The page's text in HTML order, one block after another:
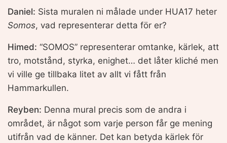
Daniel: Sista muralen ni målade under HUA17 heter
Somos, vad representerar detta för er?
Himed: “SOMOS” representerar omtanke, kärlek, att
tro, motstånd, styrka, enighet… det låter kliché men
vi ville ge tillbaka litet av allt vi fått från
Hammarkullen.
Reyben: Denna mural precis som de andra i
området, är något som varje person får ge mening
utifrån vad de känner. Det kan betyda kärlek för